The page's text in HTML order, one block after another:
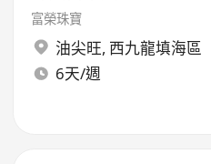
富榮珠寶
油尖旺, 西九龍填海區
6天/週